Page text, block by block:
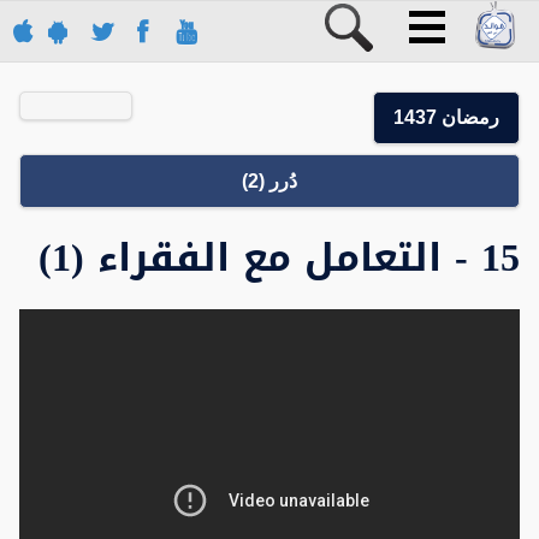
رمضان 1437
دُرر (2)
15 - التعامل مع الفقراء (1)